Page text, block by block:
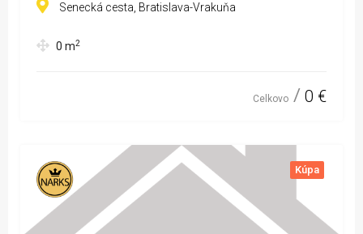
Senecká cesta, Bratislava-Vrakuňa
0 m2
Celkovo 0 €
Kúpa